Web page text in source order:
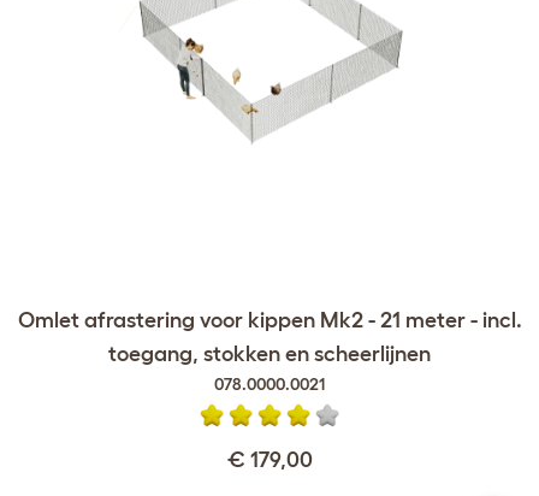
Omlet afrastering voor kippen Mk2 - 21 meter - incl.
toegang, stokken en scheerlijnen
078.0000.0021
€ 179,00